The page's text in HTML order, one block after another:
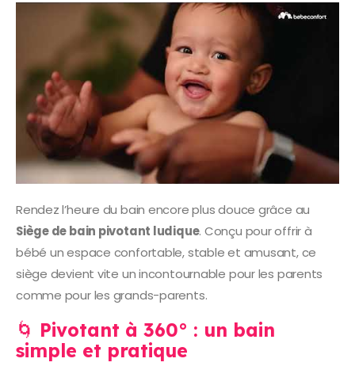
Rendez l’heure du bain encore plus douce grâce au
Siège de bain pivotant ludique. Conçu pour offrir à
bébé un espace confortable, stable et amusant, ce
siège devient vite un incontournable pour les parents
comme pour les grands-parents.
🌀 Pivotant à 360° : un bain
simple et pratique